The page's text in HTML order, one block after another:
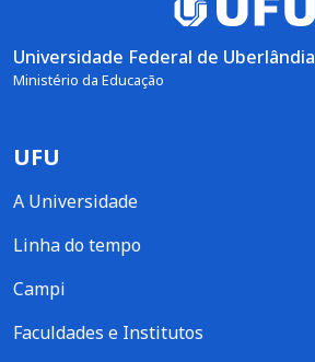
Universidade Federal de Uberlândia
Ministério da Educação
UFU
A Universidade
Linha do tempo
Campi
Faculdades e Institutos